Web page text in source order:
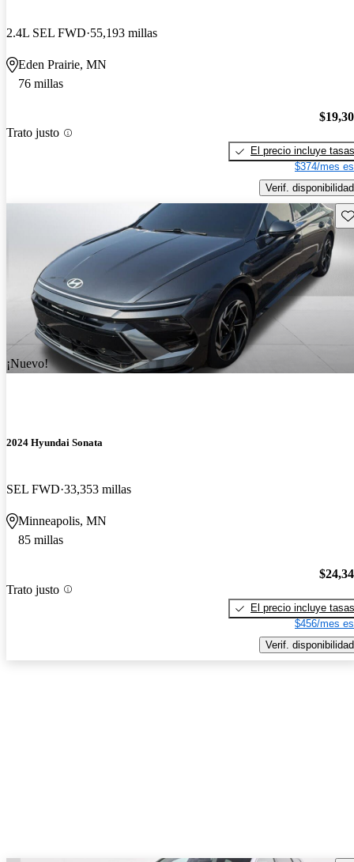
2.4L SEL FWD 55,193 millas
Eden Prairie, MN
76 millas
Trato justo
El precio incluye tasas
$374/mes
Verif. disponibilidad
¡Nuevo!
2024 Hyundai Sonata
SEL FWD 33,353 millas
Minneapolis, MN
85 millas
Trato justo
El precio incluye tasas
$456/mes
Verif. disponibilidad